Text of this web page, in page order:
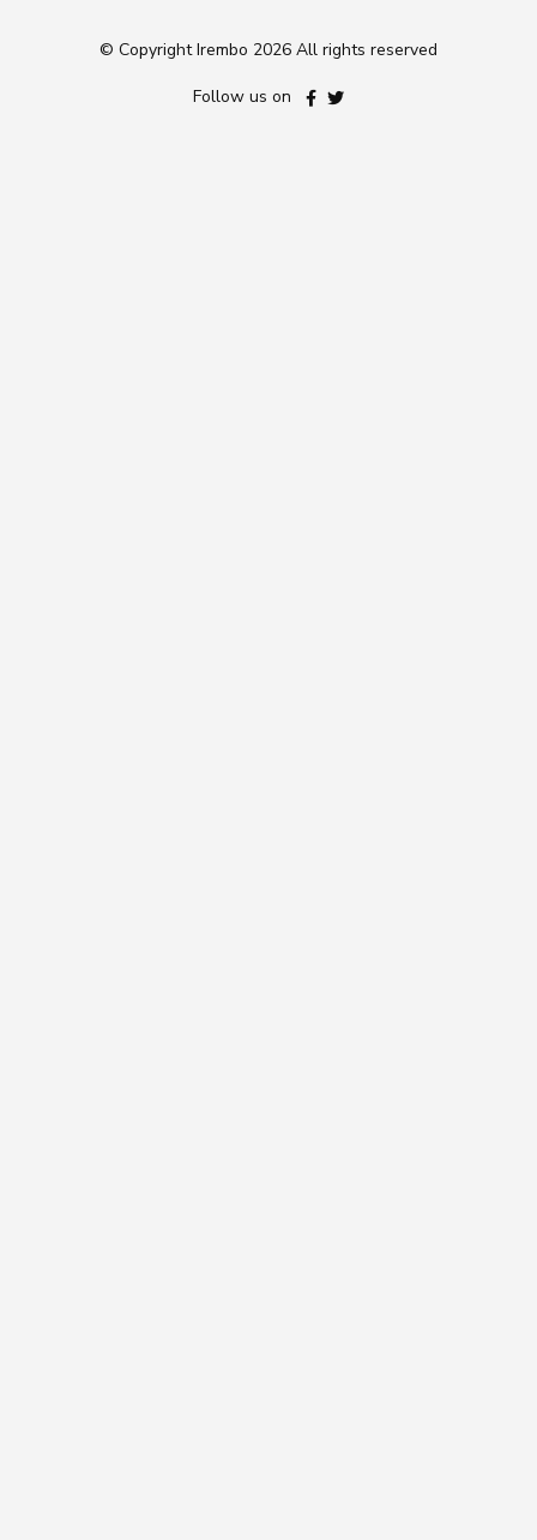
© Copyright Irembo 2026 All rights reserved
Follow us on